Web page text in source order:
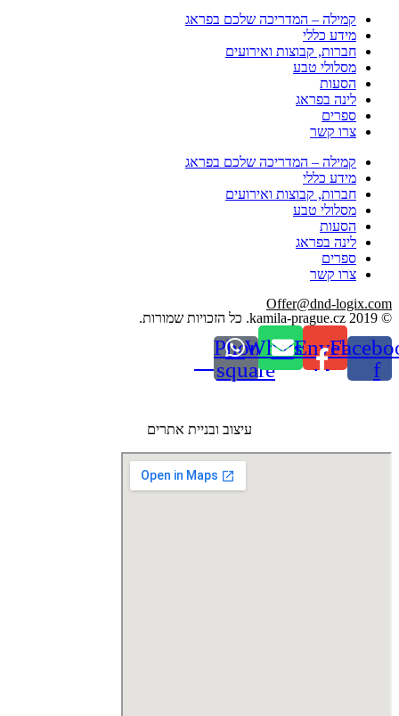
קמילה – המדריכה שלכם בפראג
מידע כללי
חברות, קבוצות ואירועים
מסלולי טבע
הסעות
לינה בפראג
ספרים
צרו קשר
קמילה – המדריכה שלכם בפראג
מידע כללי
חברות, קבוצות ואירועים
מסלולי טבע
הסעות
לינה בפראג
ספרים
צרו קשר
Offer@dnd-logix.com
© 2019 kamila-prague.cz. כל הזכויות שמורות.
f
Envelope
Whatsapp
Phone-
square
עיצוב ובניית אתרים